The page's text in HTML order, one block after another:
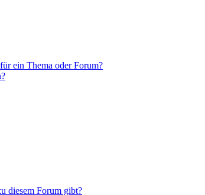
ein Thema oder Forum?
diesem Forum gibt?